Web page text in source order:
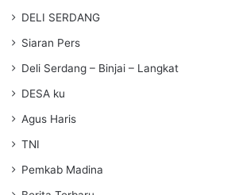
DELI SERDANG
Siaran Pers
Deli Serdang – Binjai – Langkat
DESA ku
Agus Haris
TNI
Pemkab Madina